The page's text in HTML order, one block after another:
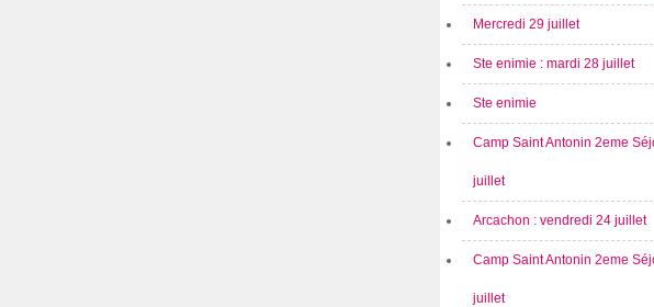
Mercredi 29 juillet
Ste enimie : mardi 28 juillet
Ste enimie
Camp Saint Antonin 2eme
juillet
Arcachon : vendredi 24 juillet
Camp Saint Antonin 2eme
juillet